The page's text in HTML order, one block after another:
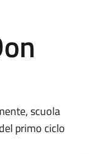
scuola
primo ciclo